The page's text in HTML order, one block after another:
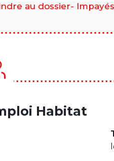
au dossier-
Habitat